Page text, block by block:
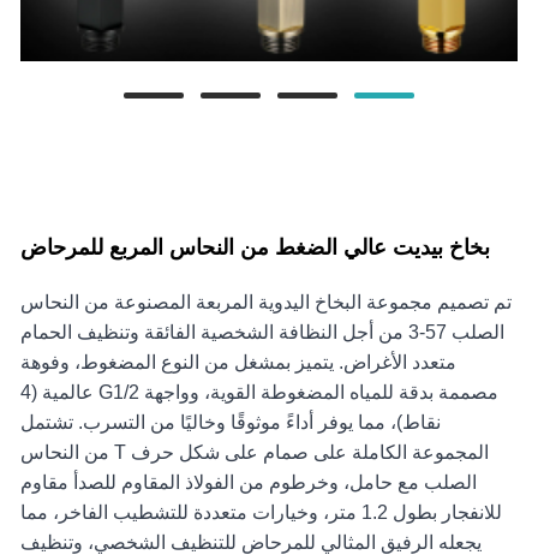
بخاخ بيديت عالي الضغط من النحاس المربع للمرحاض
تم تصميم مجموعة البخاخ اليدوية المربعة المصنوعة من النحاس
الصلب 57-3 من أجل النظافة الشخصية الفائقة وتنظيف الحمام
متعدد الأغراض. يتميز بمشغل من النوع المضغوط، وفوهة
مصممة بدقة للمياه المضغوطة القوية، وواجهة G1/2 عالمية (4
نقاط)، مما يوفر أداءً موثوقًا وخاليًا من التسرب. تشتمل
المجموعة الكاملة على صمام على شكل حرف T من النحاس
الصلب مع حامل، وخرطوم من الفولاذ المقاوم للصدأ مقاوم
للانفجار بطول 1.2 متر، وخيارات متعددة للتشطيب الفاخر، مما
يجعله الرفيق المثالي للمرحاض للتنظيف الشخصي، وتنظيف